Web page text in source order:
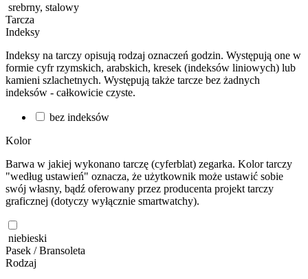
srebrny, stalowy
Tarcza
Indeksy
Indeksy na tarczy opisują rodzaj oznaczeń godzin. Występują one w
formie cyfr rzymskich, arabskich, kresek (indeksów liniowych) lub
kamieni szlachetnych. Występują także tarcze bez żadnych
indeksów - całkowicie czyste.
bez indeksów
Kolor
Barwa w jakiej wykonano tarczę (cyferblat) zegarka. Kolor tarczy
"według ustawień" oznacza, że użytkownik może ustawić sobie
swój własny, bądź oferowany przez producenta projekt tarczy
graficznej (dotyczy wyłącznie smartwatchy).
niebieski
Pasek / Bransoleta
Rodzaj